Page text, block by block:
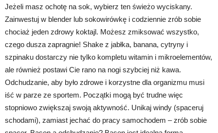
Jeżeli masz ochotę na sok, wybierz ten świeżo wyciskany.
Zainwestuj w blender lub sokowirówkę i codziennie zrób sobie
chociaż jeden zdrowy koktajl. Możesz zmiksować wszystko,
czego dusza zapragnie! Shake z jabłka, banana, cytryny i
szpinaku dostarczy nie tylko kompletu witamin i mikroelementów,
ale również postawi Cie rano na nogi szybciej niż kawa.
Odchudzanie, aby było zdrowe i korzystne dla organizmu musi
iść w parze ze sportem. Początki mogą być trudne więc
stopniowo zwiększaj swoją aktywność. Unikaj windy (spaceruj
schodami), zamiast jechać do pracy samochodem – zrób sobie